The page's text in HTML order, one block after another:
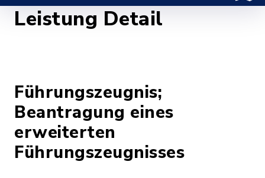
Leistung Detail
Führungszeugnis;
Beantragung eines
erweiterten
Führungszeugnisses